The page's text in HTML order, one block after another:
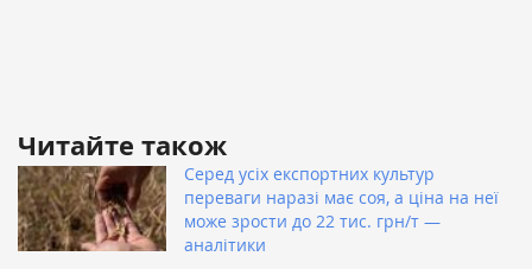
Читайте також
Серед усіх експортних культур
переваги наразі має соя, а ціна на неї
може зрости до 22 тис. грн/т —
аналітики